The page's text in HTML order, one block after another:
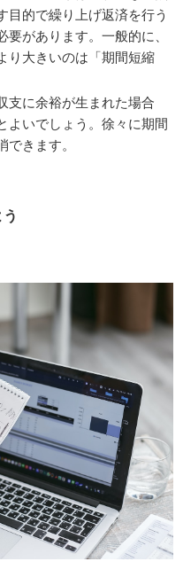
目的で繰り上げ返済を行う
があります。一般的に、
り大きいのは「期間短縮
支に余裕が生まれた場合
よいでしょう。徐々に期間
きます。